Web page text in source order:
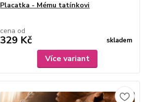
Placatka - Mému tatínkovi
cena od
329 Kč skladem
Více variant